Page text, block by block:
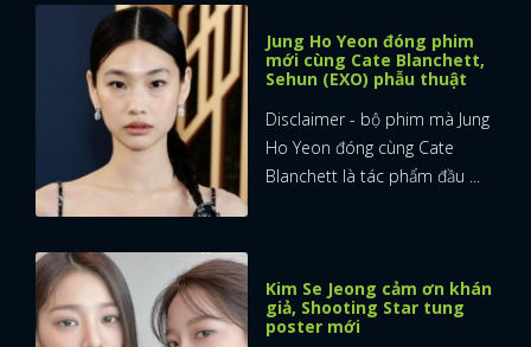
Jung Ho Yeon đóng phim
mới cùng Cate Blanchett,
Sehun (EXO) phẫu thuật
Disclaimer - bộ phim mà Jung
Ho Yeon đóng cùng Cate
Blanchett là tác phẩm đầu ...
Kim Se Jeong cảm ơn khán
giả, Shooting Star tung
poster mới